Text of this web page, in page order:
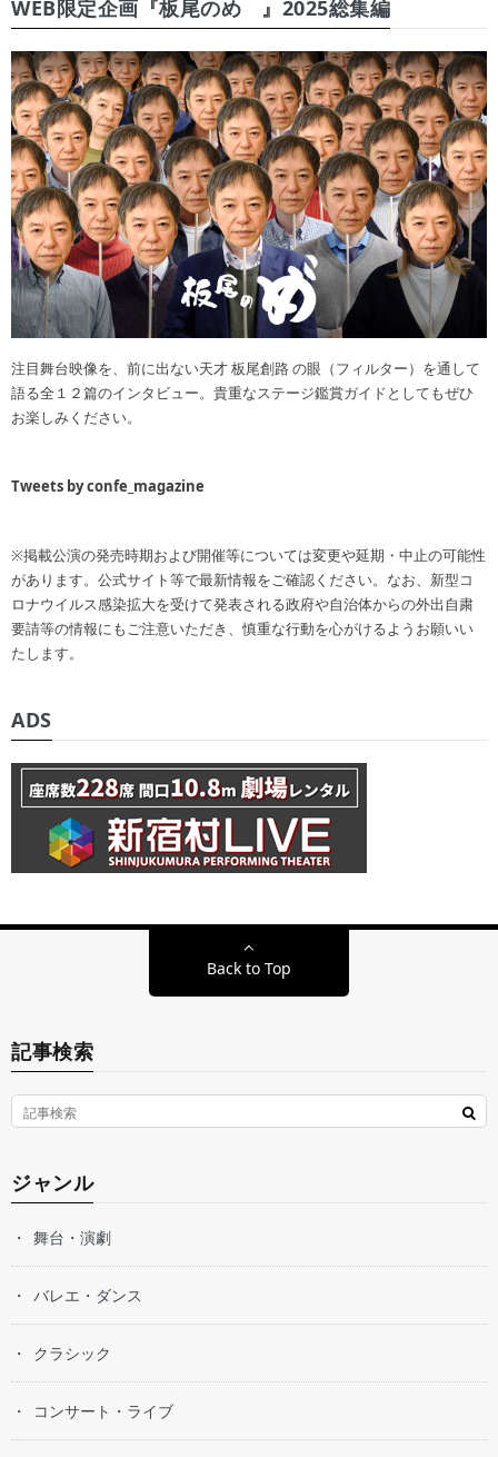
WEB限定企画『板尾のめ゙』2025総集編
注目舞台映像を、前に出ない天才 板尾創路 の眼（フィルター）を通して
語る全１２篇のインタビュー。貴重なステージ鑑賞ガイドとしてもぜひ
お楽しみください。
Tweets by confe_magazine
※掲載公演の発売時期および開催等については変更や延期・中止の可能性
があります。公式サイト等で最新情報をご確認ください。なお、新型コ
ロナウイルス感染拡大を受けて発表される政府や自治体からの外出自粛
要請等の情報にもご注意いただき、慎重な行動を心がけるようお願いい
たします。
ADS
Back to Top
記事検索
ジャンル
舞台・演劇
バレエ・ダンス
クラシック
コンサート・ライブ